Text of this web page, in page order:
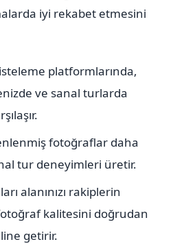
iyi rekabet etmesini
platformlarında,
ve sanal turlarda
fotoğraflar daha
tur deneyimleri üretir.
alanınızı rakiplerin
kalitesini doğrudan
getirir.